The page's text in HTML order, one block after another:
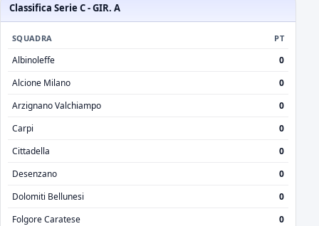
Classifica Serie C - GIR. A
SQUADRA PT
Albinoleffe
0
Alcione Milano
0
Arzignano Valchiampo
0
Carpi
0
Cittadella
0
Desenzano
0
Dolomiti Bellunesi
0
Folgore Caratese
0